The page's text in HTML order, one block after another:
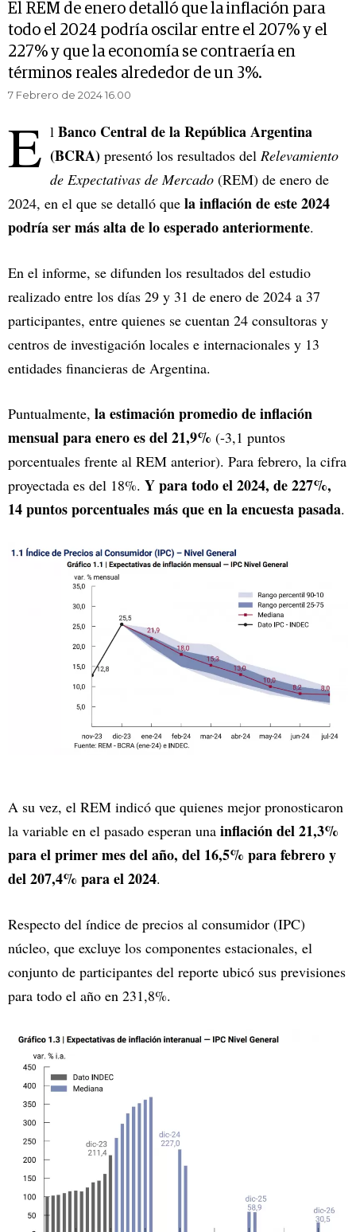
El REM de enero detalló que la inflación para
todo el 2024 podría oscilar entre el 207% y el
227% y que la economía se contraería en
términos reales alrededor de un 3%.
7 Febrero de 2024 16.00
E l Banco Central de la República Argentina
(BCRA) presentó los resultados del Relevamiento
de Expectativas de Mercado (REM) de enero de
2024, en el que se detalló que la inflación de este 2024
podría ser más alta de lo esperado anteriormente.
En el informe, se difunden los resultados del estudio
realizado entre los días 29 y 31 de enero de 2024 a 37
participantes, entre quienes se cuentan 24 consultoras y
centros de investigación locales e internacionales y 13
entidades financieras de Argentina.
Puntualmente, la estimación promedio de inflación
mensual para enero es del 21,9% (-3,1 puntos
porcentuales frente al REM anterior). Para febrero, la cifra
proyectada es del 18%. Y para todo el 2024, de 227%,
14 puntos porcentuales más que en la encuesta pasada.
A su vez, el REM indicó que quienes mejor pronosticaron
la variable en el pasado esperan una inflación del 21,3%
para el primer mes del año, del 16,5% para febrero y
del 207,4% para el 2024.
Respecto del índice de precios al consumidor (IPC)
núcleo, que excluye los componentes estacionales, el
conjunto de participantes del reporte ubicó sus previsiones
para todo el año en 231,8%.